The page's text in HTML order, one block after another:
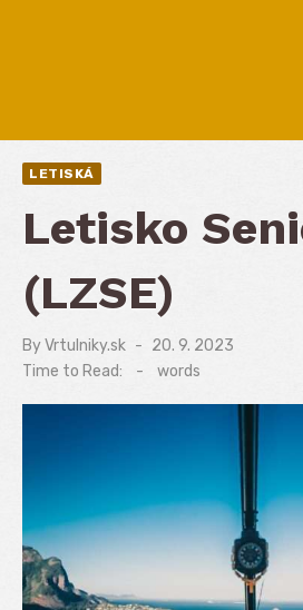
LETISKÁ
Letisko
(LZSE)
ByVrtulniky.sk
Posted
on
20. 9. 2023
Time to Read:
- words